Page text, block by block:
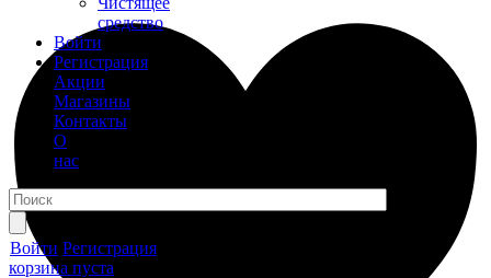
средство
Войти
Регистрация
Акции
Магазины
Контакты
О
нас
Войти Регистрация
корзина пуста